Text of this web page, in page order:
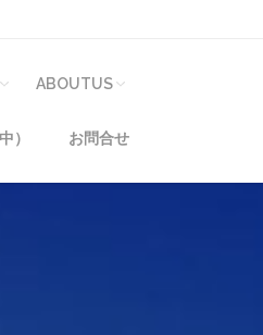
ABOUTUS
） お問合せ